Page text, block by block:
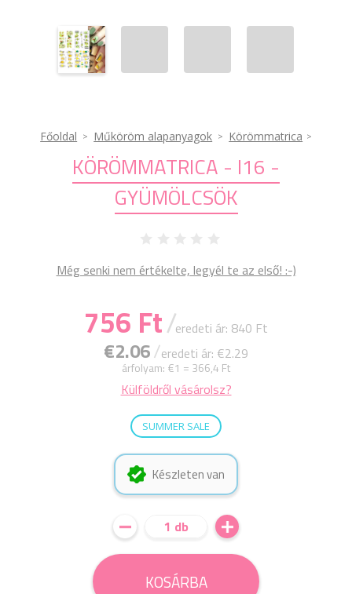
Főoldal Műköröm alapanyagok Körömmatrica
KÖRÖMMATRICA - I16 -
GYÜMÖLCSÖK
Még senki nem értékelte, legyél te az első! :-)
756 Ft/eredeti ár: 840 Ft
€2.06/eredeti ár: €2.29
árfolyam: €1 = 366,4 Ft
Külföldről vásárolsz?
SUMMER SALE
Készleten van
1 db
KOSÁRBA